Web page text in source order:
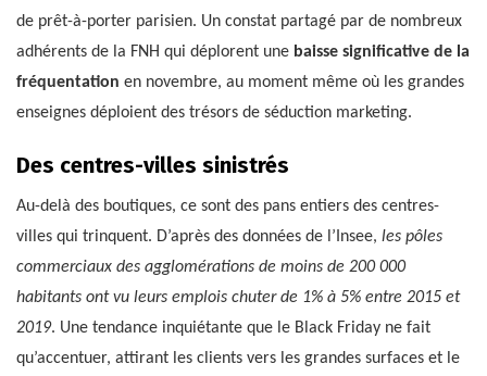
de prêt-à-porter parisien. Un constat partagé par de nombreux
adhérents de la FNH qui déplorent une baisse significative de la
fréquentation en novembre, au moment même où les grandes
enseignes déploient des trésors de séduction marketing.
Des centres-villes sinistrés
Au-delà des boutiques, ce sont des pans entiers des centres-
villes qui trinquent. D’après des données de l’Insee, les pôles
commerciaux des agglomérations de moins de 200 000
habitants ont vu leurs emplois chuter de 1% à 5% entre 2015 et
2019. Une tendance inquiétante que le Black Friday ne fait
qu’accentuer, attirant les clients vers les grandes surfaces et le